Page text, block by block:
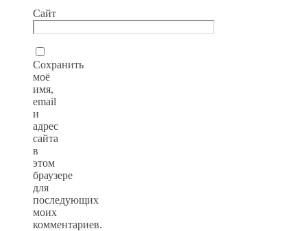
Сайт
Сохранить
моё
имя,
email
и
адрес
сайта
в
этом
браузере
для
последующих
моих
комментариев.